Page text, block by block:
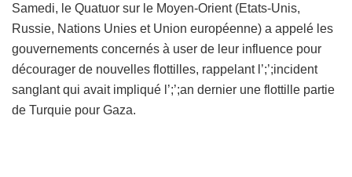
Samedi, le Quatuor sur le Moyen-Orient (Etats-Unis,
Russie, Nations Unies et Union européenne) a appelé les
gouvernements concernés à user de leur influence pour
décourager de nouvelles flottilles, rappelant l’;’;incident
sanglant qui avait impliqué l’;’;an dernier une flottille partie
de Turquie pour Gaza.